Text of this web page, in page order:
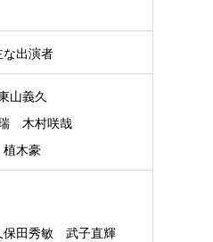
な出演者
山義久
木村咲哉
植木豪
田秀敏 武子直輝